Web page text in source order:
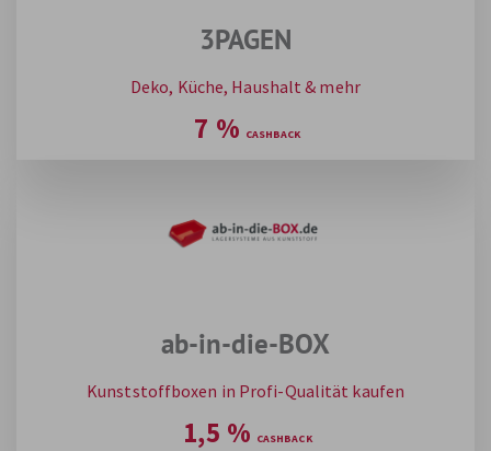
3PAGEN
Deko, Küche, Haushalt & mehr
7 %
ab-in-die-BOX
Kunststoffboxen in Profi-Qualität kaufen
1,5 %